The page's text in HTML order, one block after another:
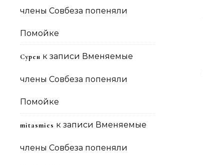
члены Совбеза попеняли
Помойке
Сурен к записи Вменяемые
члены Совбеза попеняли
Помойке
mitasmies к записи Вменяемые
члены Совбеза попеняли